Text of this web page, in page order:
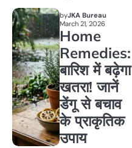
byJKA Bureau
March 21, 2026
Home
Remedies:
बारिश में बढ़ेगा
खतरा! जानें
डेंगू से बचाव
के प्राकृतिक
उपाय